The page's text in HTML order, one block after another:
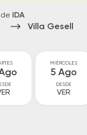
IDA
Villa Gesell
MIÉRCOLES
5 Ago
DESDE
VER